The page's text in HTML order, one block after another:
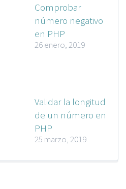
Comprobar
número negativo
en PHP
26 enero, 2019
Validar la longitud
de un número en
PHP
25 marzo, 2019